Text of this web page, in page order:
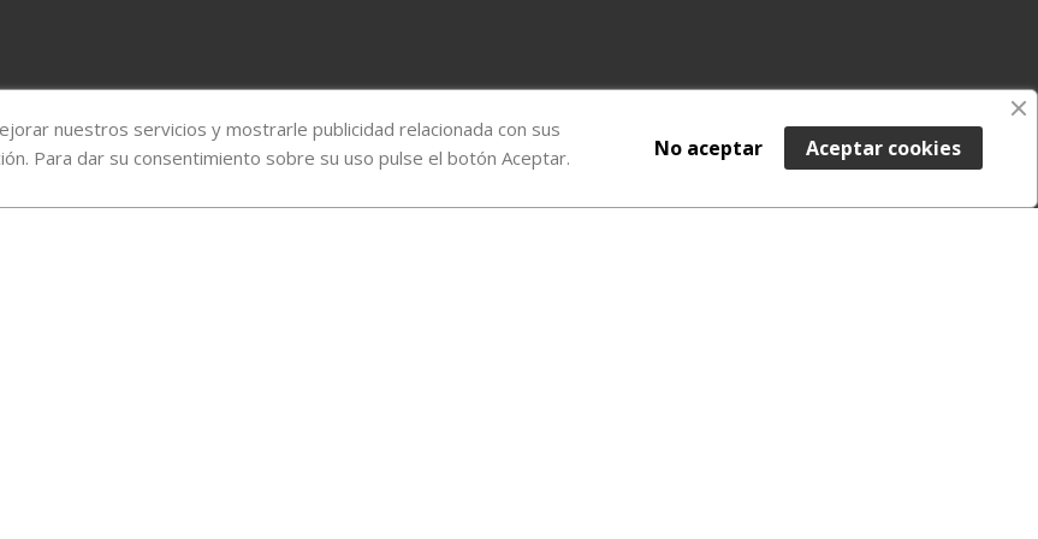
nuestros servicios y mostrarle publicidad relacionada con sus
Para dar su consentimiento sobre su uso pulse el botón Aceptar.
Aceptar cookies
No aceptar